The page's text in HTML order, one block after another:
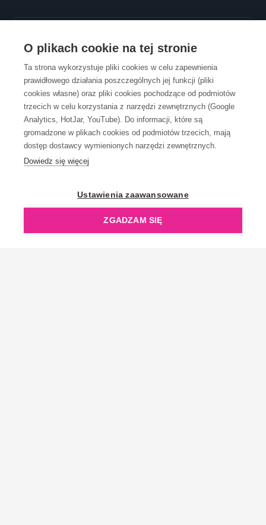
O plikach cookie na tej stronie
Ta strona wykorzystuje pliki cookies w celu zapewnienia
prawidłowego działania poszczególnych jej funkcji (pliki
cookies własne) oraz pliki cookies pochodzące od podmiotów
trzecich w celu korzystania z narzędzi zewnętrznych (Google
Analytics, HotJar, YouTube). Do informacji, które są
gromadzone w plikach cookies od podmiotów trzecich, mają
dostęp dostawcy wymienionych narzędzi zewnętrznych.
Dowiedz się więcej
Ustawienia zaawansowane
ZGADZAM SIĘ
OBSŁUGA KLIENTA
KONTAKT
OpenGift jest częścią ReflectGroup.